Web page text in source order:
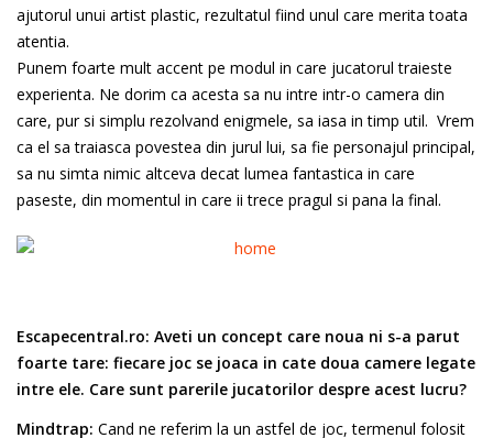
ajutorul unui artist plastic, rezultatul fiind unul care merita toata
atentia.
Punem foarte mult accent pe modul in care jucatorul traieste
experienta. Ne dorim ca acesta sa nu intre intr-o camera din
care, pur si simplu rezolvand enigmele, sa iasa in timp util. Vrem
ca el sa traiasca povestea din jurul lui, sa fie personajul principal,
sa nu simta nimic altceva decat lumea fantastica in care
paseste, din momentul in care ii trece pragul si pana la final.
Escapecentral.ro: Aveti un concept care noua ni s-a parut
foarte tare: fiecare joc se joaca in cate doua camere legate
intre ele. Care sunt parerile jucatorilor despre acest lucru?
Mindtrap: Cand ne referim la un astfel de joc, termenul folosit